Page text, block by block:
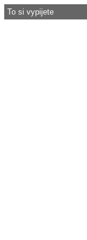
To si vypijete